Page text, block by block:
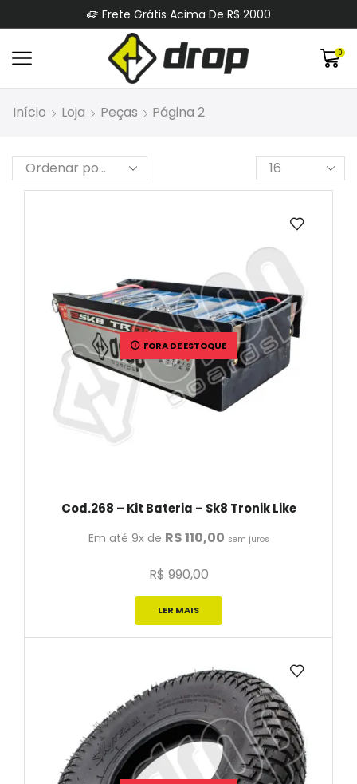
Frete Grátis Acima De R$ 2000
0
Início Loja Peças Página 2
FORA DE ESTOQUE
Cod.268 – Kit Bateria – Sk8 Tronik Like
Em até 9x de R$110,00 sem juros
R$ 990,00
LER MAIS